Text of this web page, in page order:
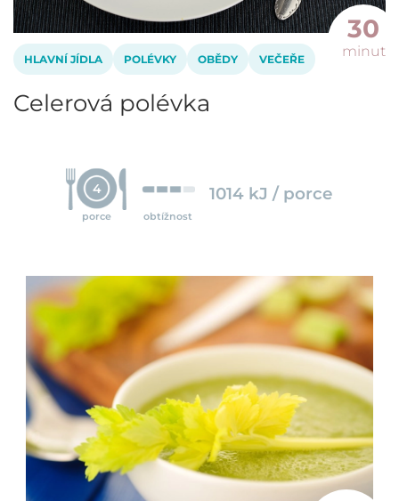
HLAVNÍ JÍDLA POLÉVKY OBĚDY VEČEŘE
Celerová polévka
4
porce obtížnost
1014 kJ / porce
30
minut